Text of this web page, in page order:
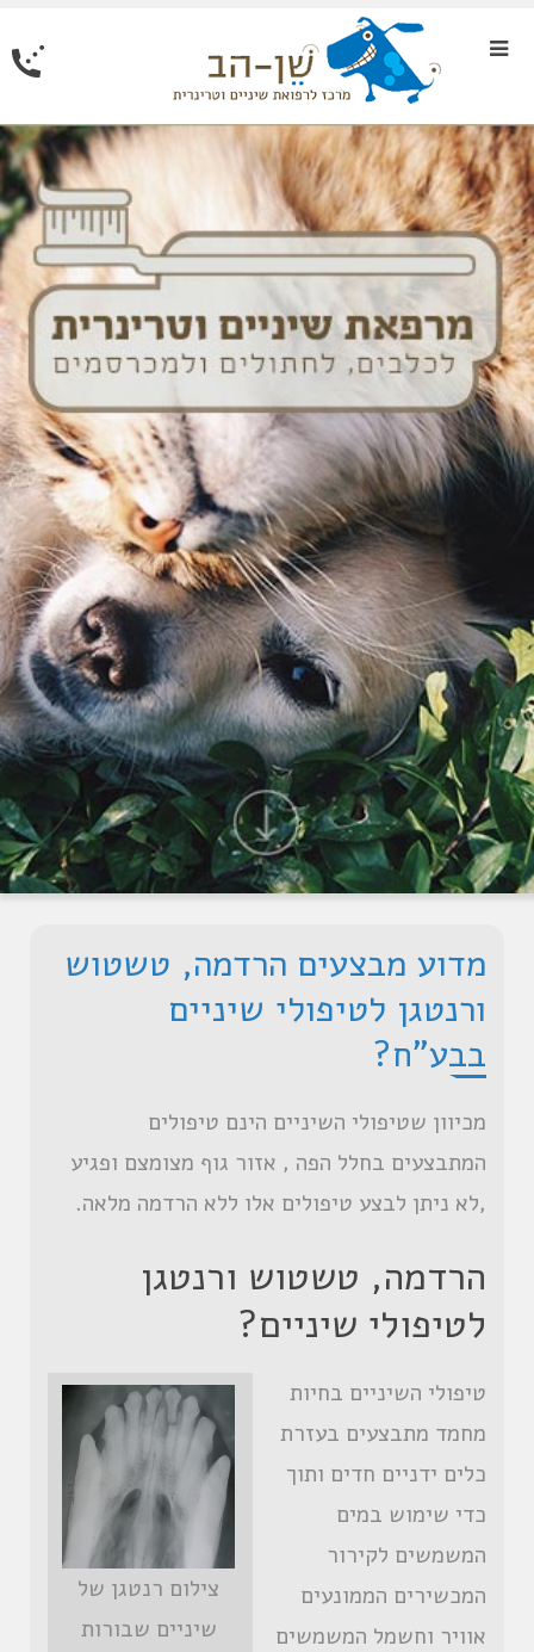
מדוע מבצעים הרדמה, טשטוש
ורנטגן לטיפולי שיניים
בבע"ח?
מכיוון שטיפולי השיניים הינם טיפולים
המתבצעים בחלל הפה , אזור גוף מצומצם ופגיע
,לא ניתן לבצע טיפולים אלו ללא הרדמה מלאה.
הרדמה, טשטוש ורנטגן
לטיפולי שיניים?
צילום רנטגן של
שיניים שבורות
טיפולי השיניים בחיות
מחמד מתבצעים בעזרת
כלים ידניים חדים ותוך
כדי שימוש במים
המשמשים לקירור
המכשירים הממונעים
אוויר וחשמל המשמשים